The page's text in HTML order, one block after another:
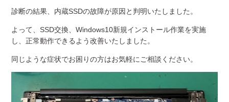
診断の結果、内蔵SSDの故障が原因と判明いたしました。
よって、SSD交換、Windows10新規インストール作業を実施
し、正常動作できるよう改善いたしました。
同じような症状でお困りの方はお気軽にご相談ください。